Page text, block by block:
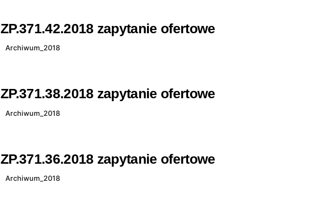
ZP.371.42.2018 zapytanie ofertowe
Archiwum_2018
ZP.371.38.2018 zapytanie ofertowe
Archiwum_2018
ZP.371.36.2018 zapytanie ofertowe
Archiwum_2018